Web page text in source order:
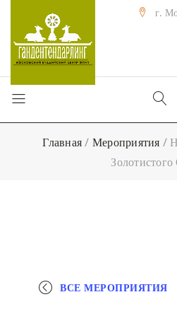
г.
Главная/ Мероприятия /
Золотистого
ВСЕ МЕРОПРИЯТИЯ